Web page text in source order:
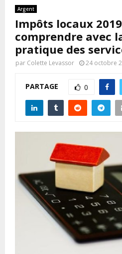
Argent
Impôts locaux
comprendre avec
pratique des
par Colette Levassor 24 octobre
PARTAGE 0